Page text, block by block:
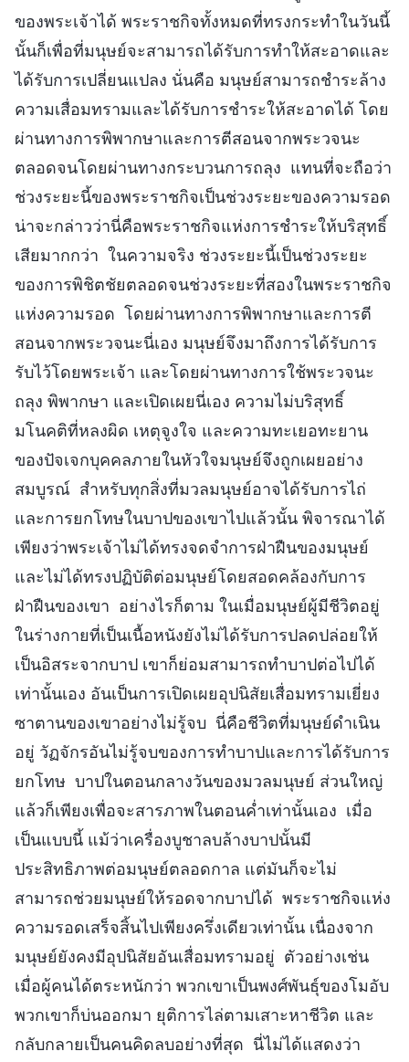
ของพระเจ้าได้ พระราชกิจทั้งหมดที่ทรงกระทำในวันนี้
นั้นก็เพื่อที่มนุษย์จะสามารถได้รับการทำให้สะอาดและ
ได้รับการเปลี่ยนแปลง นั่นคือ มนุษย์สามารถชำระล้าง
ความเสื่อมทรามและได้รับการชำระให้สะอาดได้ โดย
ผ่านทางการพิพากษาและการตีสอนจากพระวจนะ
ตลอดจนโดยผ่านทางกระบวนการถลุง แทนที่จะถือว่า
ช่วงระยะนี้ของพระราชกิจเป็นช่วงระยะของความรอด
น่าจะกล่าวว่านี่คือพระราชกิจแห่งการชำระให้บริสุทธิ์
เสียมากกว่า ในความจริง ช่วงระยะนี้เป็นช่วงระยะ
ของการพิชิตชัยตลอดจนช่วงระยะที่สองในพระราชกิจ
แห่งความรอด โดยผ่านทางการพิพากษาและการตี
สอนจากพระวจนะนี่เอง มนุษย์จึงมาถึงการได้รับการ
รับไว้โดยพระเจ้า และโดยผ่านทางการใช้พระวจนะ
ถลุง พิพากษา และเปิดเผยนี่เอง ความไม่บริสุทธิ์
มโนคติที่หลงผิด เหตุจูงใจ และความทะเยอทะยาน
ของปัจเจกบุคคลภายในหัวใจมนุษย์จึงถูกเผยอย่าง
สมบูรณ์ สำหรับทุกสิ่งที่มวลมนุษย์อาจได้รับการไถ่
และการยกโทษในบาปของเขาไปแล้วนั้น พิจารณาได้
เพียงว่าพระเจ้าไม่ได้ทรงจดจำการฝ่าฝืนของมนุษย์
และไม่ได้ทรงปฏิบัติต่อมนุษย์โดยสอดคล้องกับการ
ฝ่าฝืนของเขา อย่างไรก็ตาม ในเมื่อมนุษย์ผู้มีชีวิตอยู่
ในร่างกายที่เป็นเนื้อหนังยังไม่ได้รับการปลดปล่อยให้
เป็นอิสระจากบาป เขาก็ย่อมสามารถทำบาปต่อไปได้
เท่านั้นเอง อันเป็นการเปิดเผยอุปนิสัยเสื่อมทรามเยี่ยง
ซาตานของเขาอย่างไม่รู้จบ นี่คือชีวิตที่มนุษย์ดำเนิน
อยู่ วัฏจักรอันไม่รู้จบของการทำบาปและการได้รับการ
ยกโทษ บาปในตอนกลางวันของมวลมนุษย์ ส่วนใหญ่
แล้วก็เพียงเพื่อจะสารภาพในตอนค่ำเท่านั้นเอง เมื่อ
เป็นแบบนี้ แม้ว่าเครื่องบูชาลบล้างบาปนั้นมี
ประสิทธิภาพต่อมนุษย์ตลอดกาล แต่มันก็จะไม่
สามารถช่วยมนุษย์ให้รอดจากบาปได้ พระราชกิจแห่ง
ความรอดเสร็จสิ้นไปเพียงครึ่งเดียวเท่านั้น เนื่องจาก
มนุษย์ยังคงมีอุปนิสัยอันเสื่อมทรามอยู่ ตัวอย่างเช่น
เมื่อผู้คนได้ตระหนักว่า พวกเขาเป็นพงศ์พันธุ์ของโมอับ
พวกเขาก็บ่นออกมา ยุติการไล่ตามเสาะหาชีวิต และ
กลับกลายเป็นคนคิดลบอย่างที่สุด นี่ไม่ได้แสดงว่า